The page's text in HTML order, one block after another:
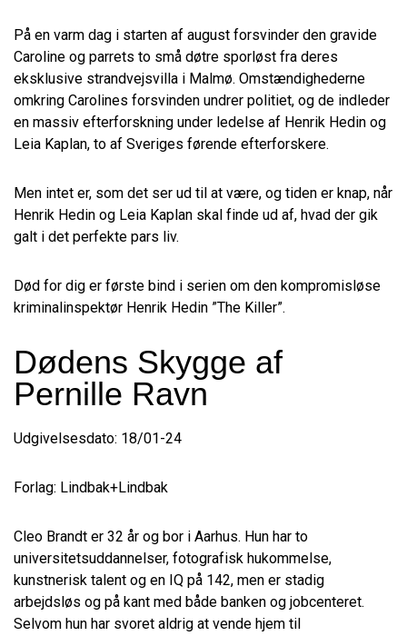
På en varm dag i starten af august forsvinder den gravide
Caroline og parrets to små døtre sporløst fra deres
eksklusive strandvejsvilla i Malmø. Omstændig­hederne
omkring Carolines forsvinden undrer politiet, og de indleder
en massiv efterforskning under ledelse af Henrik Hedin og
Leia Kaplan, to af Sveriges førende efterforskere.
Men intet er, som det ser ud til at være, og tiden er knap, når
Henrik Hedin og Leia Kaplan skal finde ud af, hvad der gik
galt i det perfekte pars liv.
Død for dig er første bind i serien om den kompromisløse
kriminalinspektør Henrik Hedin ”The Killer”.
Dødens Skygge af
Pernille Ravn
Udgivelsesdato: 18/01-24
Forlag: Lindbak+Lindbak
Cleo Brandt er 32 år og bor i Aarhus. Hun har to
universitetsuddannelser, fotografisk hukommelse,
kunstnerisk talent og en IQ på 142, men er stadig
arbejdsløs og på kant med både banken og jobcenteret.
Selvom hun har svoret aldrig at vende hjem til